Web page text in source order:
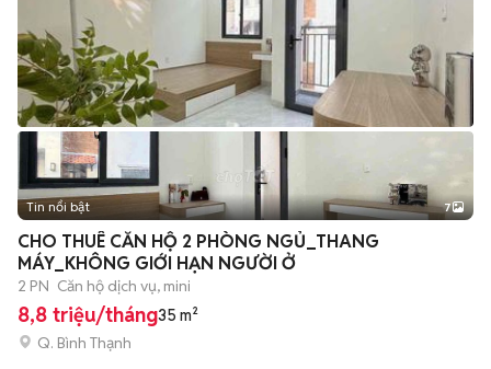
+2
Tin nổi bật 7
CHO THUÊ CĂN HỘ 2 PHÒNG NGỦ_THANG
MÁY_KHÔNG GIỚI HẠN NGƯỜI Ở
2 PN Căn hộ dịch vụ, mini
8,8 triệu/tháng35 m²
Q. Bình Thạnh